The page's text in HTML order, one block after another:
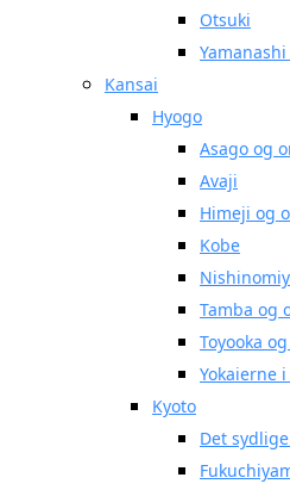
Otsuki
Kansai
Hyogo
Asago og
Avaji
Himeji og
Kobe
Tamba og
Toyooka
Yokaierne
Kyoto
Det